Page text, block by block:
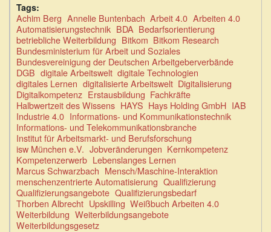
Tags:
Achim Berg Annelie Buntenbach Arbeit 4.0 Arbeiten 4.0
Automatisierungstechnik BDA Bedarfsorientierung
betriebliche Weiterbildung Bitkom Bitkom Research
Bundesministerium für Arbeit und Soziales
Bundesvereinigung der Deutschen Arbeitgeberverbände
DGB digitale Arbeitswelt digitale Technologien
digitales Lernen digitalisierte Arbeitswelt Digitalisierung
Digitalkompetenz Erstausbildung Fachkräfte
Halbwertzeit des Wissens HAYS Hays Holding GmbH IAB
Industrie 4.0 Informations- und Kommunikationstechnik
Informations- und Telekommunikationsbranche
Institut für Arbeitsmarkt- und Berufsforschung
isw München e.V. Jobveränderungen Kernkompetenz
Kompetenzerwerb Lebenslanges Lernen
Marcus Schwarzbach Mensch/Maschine-Interaktion
menschenzentrierte Automatisierung Qualifizierung
Qualifizierungsangebote Qualifizierungsbedarf
Thorben Albrecht Upskilling Weißbuch Arbeiten 4.0
Weiterbildung Weiterbildungsangebote
Weiterbildungsgesetz